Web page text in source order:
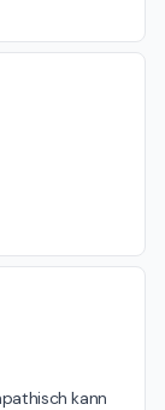
kann